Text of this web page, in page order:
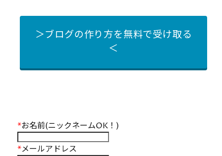
＞ブログの作り方を無料で受け取る
＜
*お名前(ニックネームOK！)
*メールアドレス